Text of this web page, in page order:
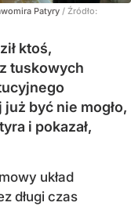
Patyry / Źródło:
ktoś,
tuskowych
być nie mogło,
i pokazał,
układ
długi czas